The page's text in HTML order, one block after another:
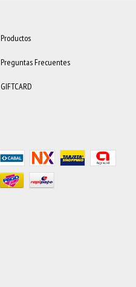
Productos
Preguntas Frecuentes
GIFTCARD